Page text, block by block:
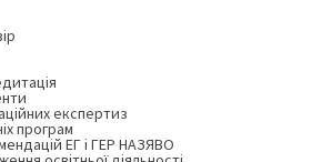
експертиз
програм
ЕГ і ГЕР НАЗЯВО